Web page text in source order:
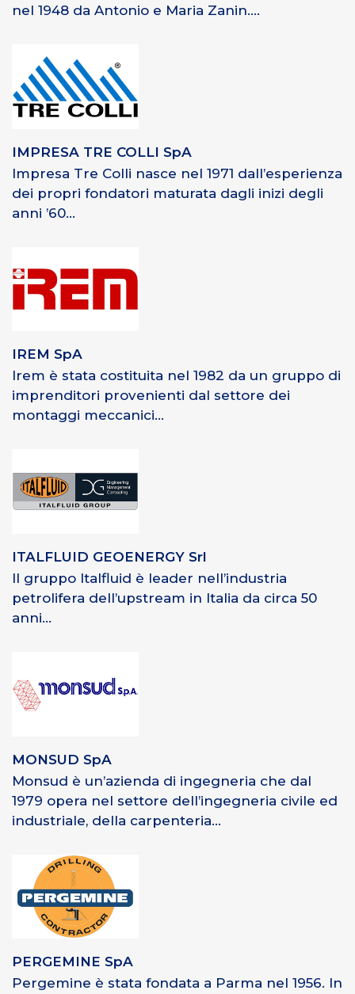
nel 1948 da Antonio e Maria Zanin....
IMPRESA TRE COLLI SpA
Impresa Tre Colli nasce nel 1971 dall’esperienza
dei propri fondatori maturata dagli inizi degli
anni ’60...
IREM SpA
Irem è stata costituita nel 1982 da un gruppo di
imprenditori provenienti dal settore dei
montaggi meccanici...
ITALFLUID GEOENERGY Srl
Il gruppo Italfluid è leader nell’industria
petrolifera dell’upstream in Italia da circa 50
anni...
MONSUD SpA
Monsud è un’azienda di ingegneria che dal
1979 opera nel settore dell’ingegneria civile ed
industriale, della carpenteria...
PERGEMINE SpA
Pergemine è stata fondata a Parma nel 1956. In